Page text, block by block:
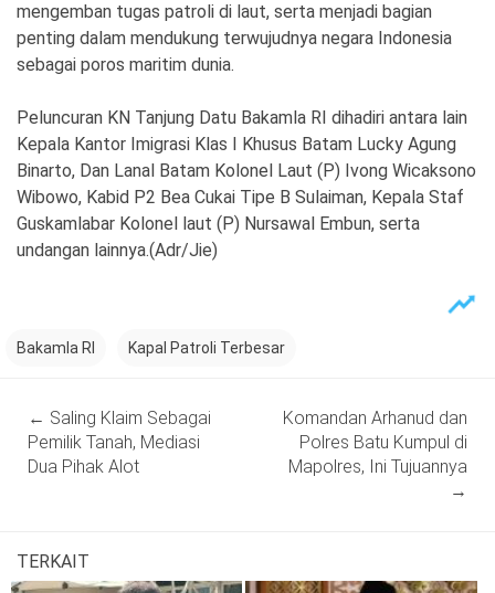
mengemban tugas patroli di laut, serta menjadi bagian
penting dalam mendukung terwujudnya negara Indonesia
sebagai poros maritim dunia.
Peluncuran KN Tanjung Datu Bakamla RI dihadiri antara lain
Kepala Kantor Imigrasi Klas I Khusus Batam Lucky Agung
Binarto, Dan Lanal Batam Kolonel Laut (P) Ivong Wicaksono
Wibowo, Kabid P2 Bea Cukai Tipe B Sulaiman, Kepala Staf
Guskamlabar Kolonel laut (P) Nursawal Embun, serta
undangan lainnya.(Adr/Jie)
Bakamla RI Kapal Patroli Terbesar
navigation
← Saling Klaim Sebagai
Pemilik Tanah, Mediasi
Dua Pihak Alot
Komandan Arhanud dan
Polres Batu Kumpul di
Mapolres, Ini Tujuannya
→
TERKAIT